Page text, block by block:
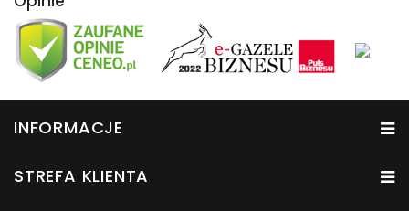
INFORMACJE
STREFA KLIENTA